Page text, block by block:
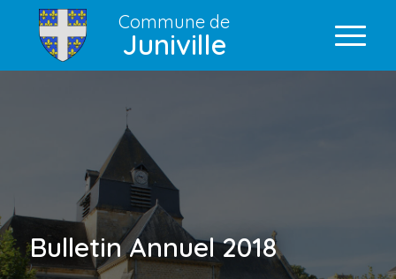
Commune de
Juniville
Bulletin Annuel 2018